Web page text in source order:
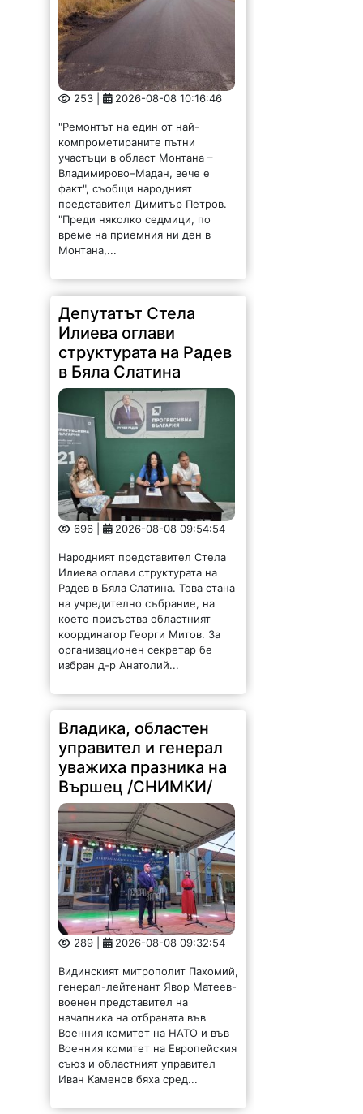
253 | 2026-08-08 10:16:46
"Ремонтът на един от най-
компрометираните пътни
участъци в област Монтана –
Владимирово–Мадан, вече е
факт", съобщи народният
представител Димитър Петров.
"Преди няколко седмици, по
време на приемния ни ден в
Монтана,...
Депутатът Стела
Илиева оглави
структурата на Радев
в Бяла Слатина
696 | 2026-08-08 09:54:54
Народният представител Стела
Илиева оглави структурата на
Радев в Бяла Слатина. Това стана
на учредително събрание, на
което присъства областният
координатор Георги Митов. За
организационен секретар бе
избран д-р Анатолий...
Владика, областен
управител и генерал
уважиха празника на
Вършец /СНИМКИ/
289 | 2026-08-08 09:32:54
Видинският митрополит Пахомий,
генерал-лейтенант Явор Матеев-
военен представител на
началника на отбраната във
Военния комитет на НАТО и във
Военния комитет на Европейския
съюз и областният управител
Иван Каменов бяха сред...